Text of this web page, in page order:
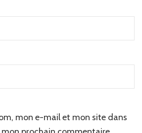
mon e-mail et mon site dans